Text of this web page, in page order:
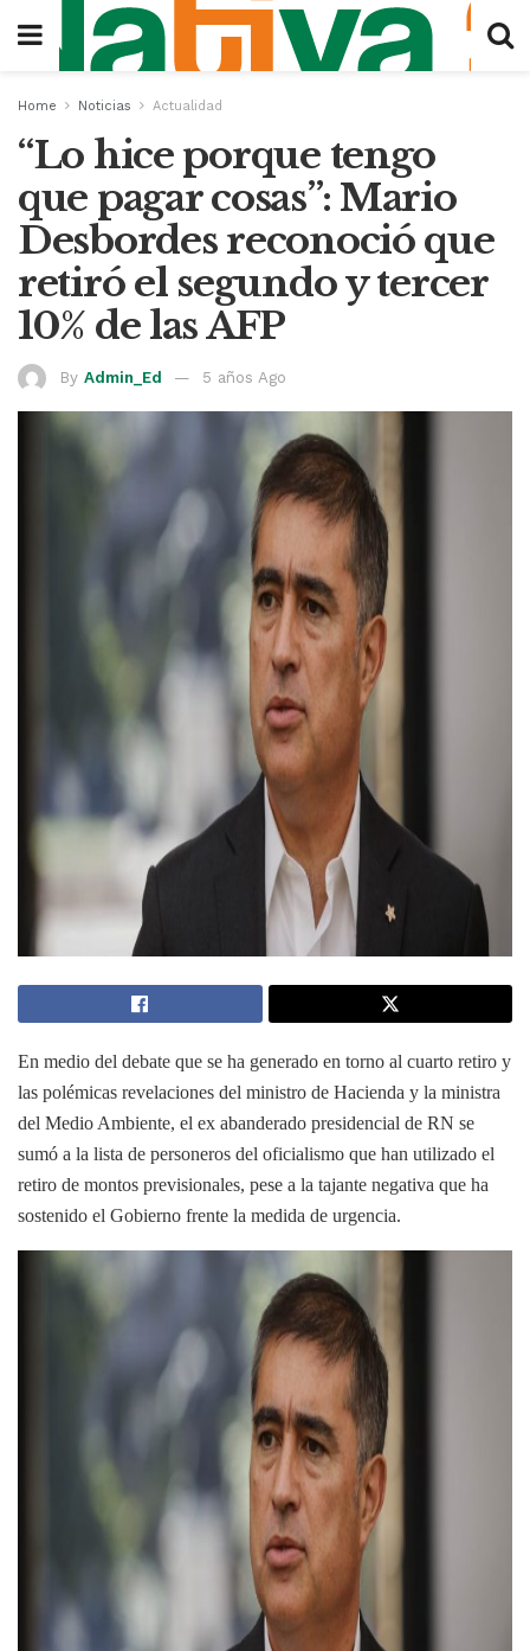
Home Noticias Actualidad
“Lo hice porque tengo
que pagar cosas”: Mario
Desbordes reconoció que
retiró el segundo y tercer
10% de las AFP
By Admin_Ed 5 años Ago
En medio del debate que se ha generado en torno al cuarto retiro y
las polémicas revelaciones del ministro de Hacienda y la ministra
del Medio Ambiente, el ex abanderado presidencial de RN se
sumó a la lista de personeros del oficialismo que han utilizado el
retiro de montos previsionales, pese a la tajante negativa que ha
sostenido el Gobierno frente la medida de urgencia.